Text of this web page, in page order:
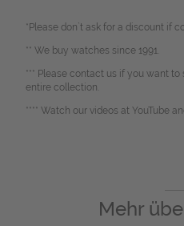
*Please don`t ask for a discount if
** We buy watches since 1991.
*** Please contact us if you want
entire collection.
**** Watch our videos at YouTube
Mehr